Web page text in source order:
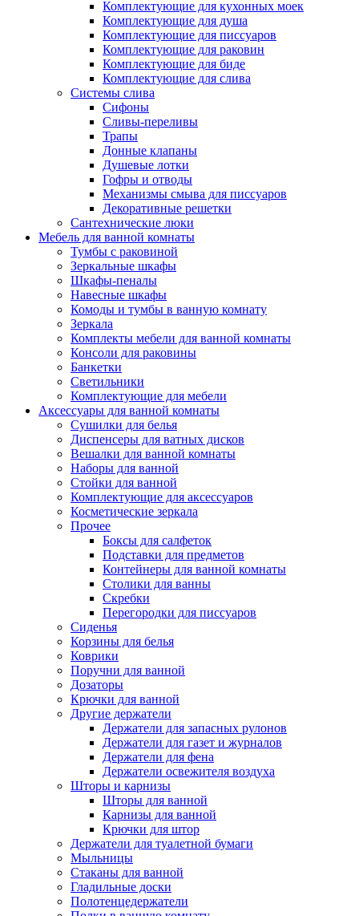
Комплектующие для кухонных моек
Комплектующие для душа
Комплектующие для писсуаров
Комплектующие для раковин
Комплектующие для биде
Комплектующие для слива
Системы слива
Сифоны
Сливы-переливы
Трапы
Донные клапаны
Душевые лотки
Гофры и отводы
Механизмы смыва для писсуаров
Декоративные решетки
Сантехнические люки
Мебель для ванной комнаты
Тумбы с раковиной
Зеркальные шкафы
Шкафы-пеналы
Навесные шкафы
Комоды и тумбы в ванную комнату
Зеркала
Комплекты мебели для ванной комнаты
Консоли для раковины
Банкетки
Светильники
Комплектующие для мебели
Аксессуары для ванной комнаты
Сушилки для белья
Диспенсеры для ватных дисков
Вешалки для ванной комнаты
Наборы для ванной
Стойки для ванной
Комплектующие для аксессуаров
Косметические зеркала
Прочее
Боксы для салфеток
Подставки для предметов
Контейнеры для ванной комнаты
Столики для ванны
Скребки
Перегородки для писсуаров
Сиденья
Корзины для белья
Коврики
Поручни для ванной
Дозаторы
Крючки для ванной
Другие держатели
Держатели для запасных рулонов
Держатели для газет и журналов
Держатели для фена
Держатели освежителя воздуха
Шторы и карнизы
Шторы для ванной
Карнизы для ванной
Крючки для штор
Держатели для туалетной бумаги
Мыльницы
Стаканы для ванной
Гладильные доски
Полотенцедержатели